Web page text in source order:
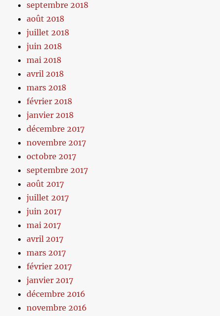
septembre 2018
août 2018
juillet 2018
juin 2018
mai 2018
avril 2018
mars 2018
février 2018
janvier 2018
décembre 2017
novembre 2017
octobre 2017
septembre 2017
août 2017
juillet 2017
juin 2017
mai 2017
avril 2017
mars 2017
février 2017
janvier 2017
décembre 2016
novembre 2016